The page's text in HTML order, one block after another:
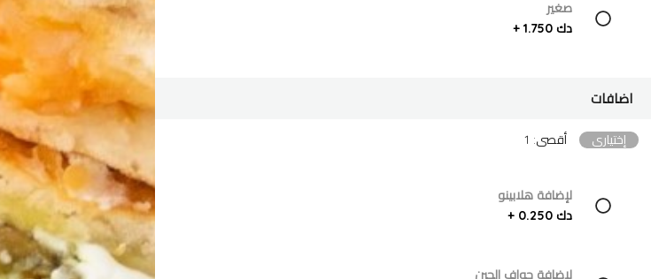
صغير
دك 1.750 +
اضافات
إختياري أقصى: 1
لإضافة هلابينو
دك 0.250 +
لإضافة حواف الجبن